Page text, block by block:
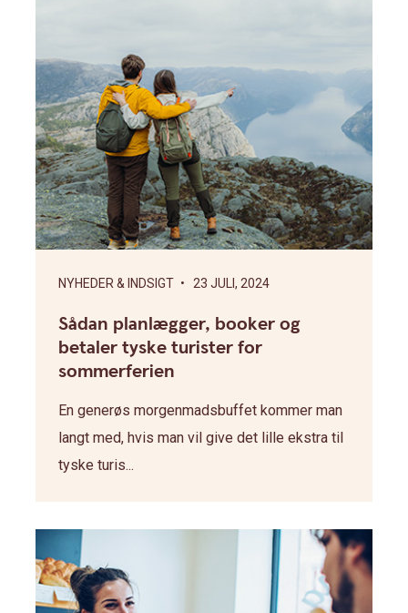
NYHEDER & INDSIGT • 23 JULI, 2024
Sådan planlægger, booker og
betaler tyske turister for
sommerferien
En generøs morgenmadsbuffet kommer man
langt med, hvis man vil give det lille ekstra til
tyske turis...